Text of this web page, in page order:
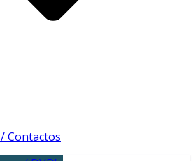
Contactos